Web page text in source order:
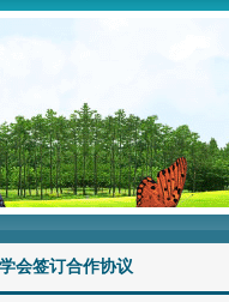
会签订合作协议